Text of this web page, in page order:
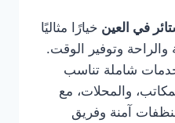
في العين خيارًا مثاليًا
وتوفير الوقت.
شاملة تناسب
والمحلات، مع
آمنة وفريق